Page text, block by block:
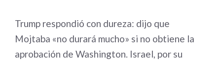
Trump respondió con dureza: dijo que
Mojtaba «no durará mucho» si no obtiene la
aprobación de Washington. Israel, por su